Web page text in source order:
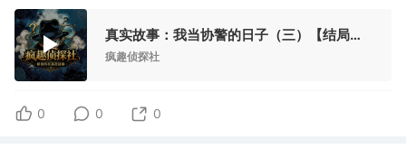
真实故事：我当协警的日子（三）【结局】-疯探38
疯趣侦探社
0 0 0